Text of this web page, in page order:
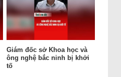
Giám đốc sở Khoa học và
ông nghệ bắc ninh bị khởi
tố